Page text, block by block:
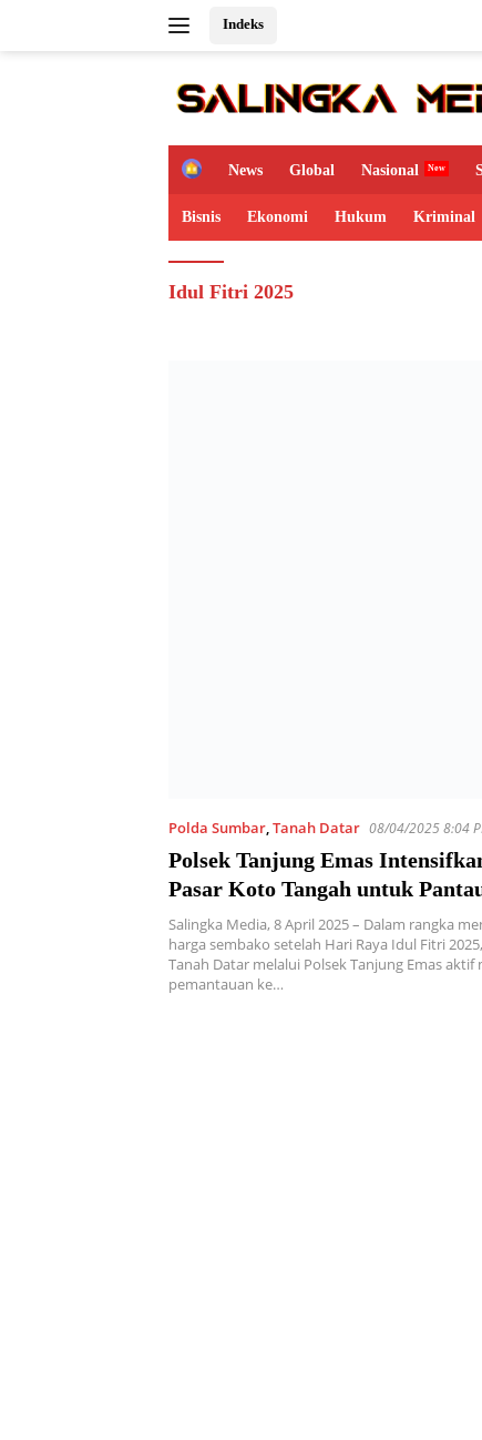
Indeks
H
m
e
News Global Nasional
Bisnis Ekonomi Hukum Kriminal
Idul Fitri 2025
Polda Sumbar,Tanah Datar 08/04/2025 8:04
Polsek Tanjung Emas
Pasar Koto Tangah untuk
Sembako Usai Lebaran 2025
Salingka Media, 8 April 2025 – Dalam rangka
harga sembako setelah Hari Raya Idul Fitri
Tanah Datar melalui Polsek Tanjung Emas aktif
pemantauan ke…